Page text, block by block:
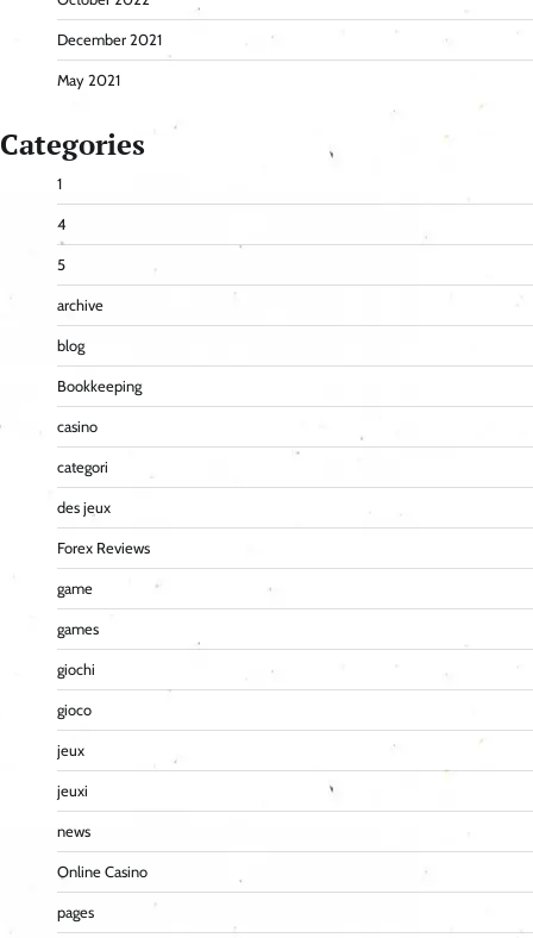
December 2021
May 2021
Categories
1
4
5
archive
blog
Bookkeeping
casino
categori
des jeux
Forex Reviews
game
games
giochi
gioco
jeux
jeuxi
news
Online Casino
pages